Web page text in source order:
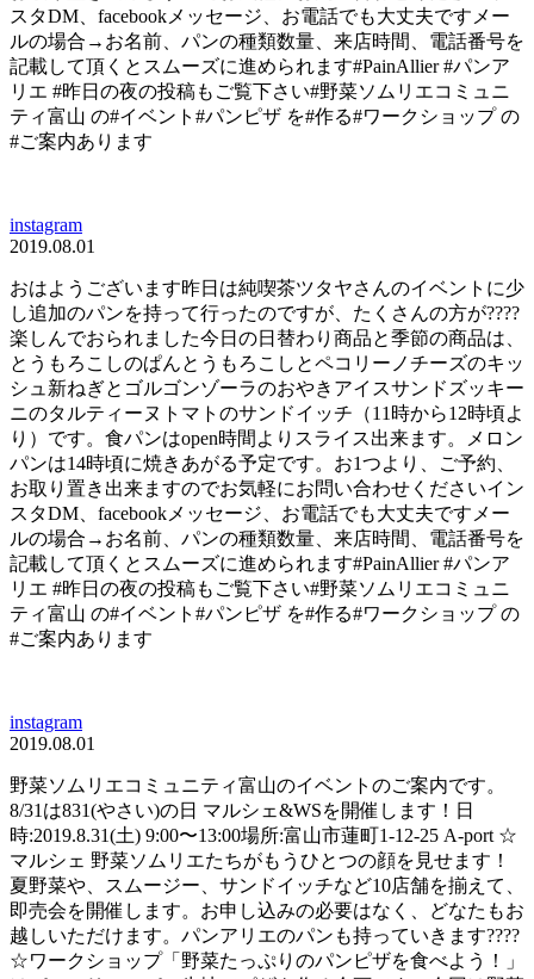
スタDM、facebookメッセージ、お電話でも大丈夫ですメー
ルの場合→お名前、パンの種類数量、来店時間、電話番号を
記載して頂くとスムーズに進められます#PainAllier #パンア
リエ #昨日の夜の投稿もご覧下さい#野菜ソムリエコミュニ
ティ富山 の#イベント#パンピザ を#作る#ワークショップ の
#ご案内あります
instagram
2019.08.01
おはようございます昨日は純喫茶ツタヤさんのイベントに少
し追加のパンを持って行ったのですが、たくさんの方が????
楽しんでおられました今日の日替わり商品と季節の商品は、
とうもろこしのぱんとうもろこしとペコリーノチーズのキッ
シュ新ねぎとゴルゴンゾーラのおやきアイスサンドズッキー
ニのタルティーヌトマトのサンドイッチ（11時から12時頃よ
り）です。食パンはopen時間よりスライス出来ます。メロン
パンは14時頃に焼きあがる予定です。お1つより、ご予約、
お取り置き出来ますのでお気軽にお問い合わせくださいイン
スタDM、facebookメッセージ、お電話でも大丈夫ですメー
ルの場合→お名前、パンの種類数量、来店時間、電話番号を
記載して頂くとスムーズに進められます#PainAllier #パンア
リエ #昨日の夜の投稿もご覧下さい#野菜ソムリエコミュニ
ティ富山 の#イベント#パンピザ を#作る#ワークショップ の
#ご案内あります
instagram
2019.08.01
野菜ソムリエコミュニティ富山のイベントのご案内です。
8/31は831(やさい)の日 マルシェ&WSを開催します！日
時:2019.8.31(土) 9:00〜13:00場所:富山市蓮町1-12-25 A-port ☆
マルシェ 野菜ソムリエたちがもうひとつの顔を見せます！
夏野菜や、スムージー、サンドイッチなど10店舗を揃えて、
即売会を開催します。お申し込みの必要はなく、どなたもお
越しいただけます。パンアリエのパンも持っていきます????
☆ワークショップ「野菜たっぷりのパンピザを食べよう！」